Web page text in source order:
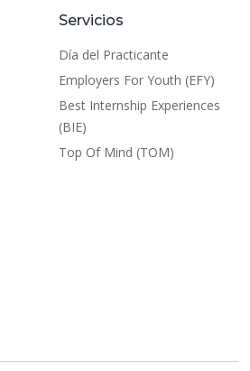
Servicios
Día del Practicante
Employers For Youth (EFY)
Best Internship Experiences
(BIE)
Top Of Mind (TOM)